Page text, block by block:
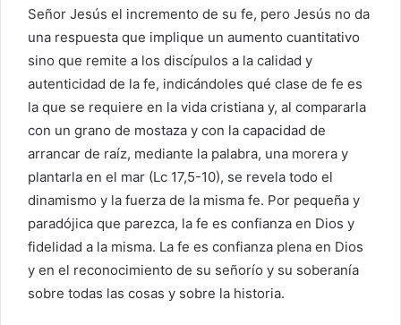
Señor Jesús el incremento de su fe, pero Jesús no da
una respuesta que implique un aumento cuantitativo
sino que remite a los discípulos a la calidad y
autenticidad de la fe, indicándoles qué clase de fe es
la que se requiere en la vida cristiana y, al compararla
con un grano de mostaza y con la capacidad de
arrancar de raíz, mediante la palabra, una morera y
plantarla en el mar (Lc 17,5-10), se revela todo el
dinamismo y la fuerza de la misma fe. Por pequeña y
paradójica que parezca, la fe es confianza en Dios y
fidelidad a la misma. La fe es confianza plena en Dios
y en el reconocimiento de su señorío y su soberanía
sobre todas las cosas y sobre la historia.